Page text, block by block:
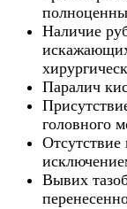
Наличие
Паралич
головного
Отсутствие
Вывих